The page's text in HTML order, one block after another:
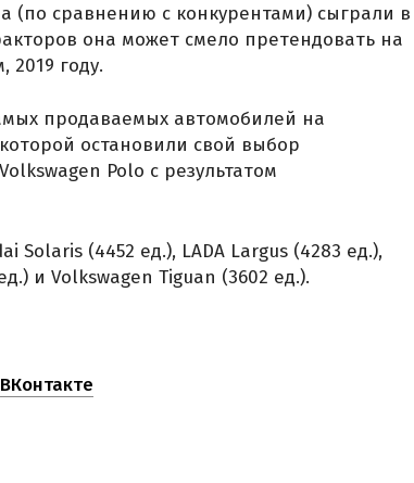
(по сравнению с конкурентами) сыграли в
она может смело претендовать на
2019 году.
продаваемых автомобилей на
остановили свой выбор
Polo с результатом
Solaris (4452 ед.), LADA Largus (4283 ед.),
и Volkswagen Tiguan (3602 ед.).
ВКонтакте